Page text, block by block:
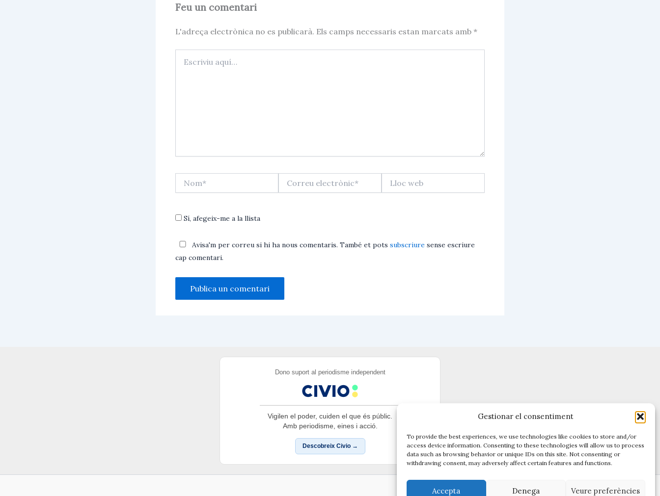
Gestionar el consentiment
To provide the best experiences, we use technologies like cookies to store and/or
access device information. Consenting to these technologies will allow us to process
data such as browsing behavior or unique IDs on this site. Not consenting or
withdrawing consent, may adversely affect certain features and functions.
Accepta Denega Veure preferències
Feu un comentari
L'adreça electrònica no es publicarà. Els camps necessaris estan marcats amb *
aquí…
electrònic*
web
Sí, afegeix-me a la llista
Avisa'm per correu si hi ha nous comentaris. També et pots subscriure sense escriure
cap comentari.
Dono suport al periodisme independent
Vigilen el poder, cuiden el que és públic.
Amb periodisme, eines i acció.
Descobreix Civio →